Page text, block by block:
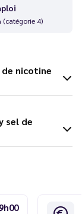
(catégorie 4)